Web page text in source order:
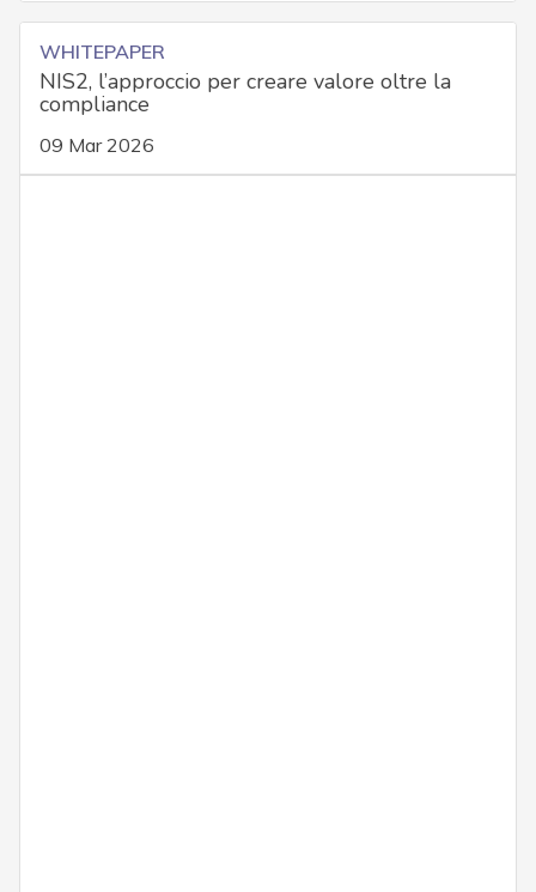
WHITEPAPER
NIS2, l’approccio per creare valore oltre la
compliance
09 Mar 2026